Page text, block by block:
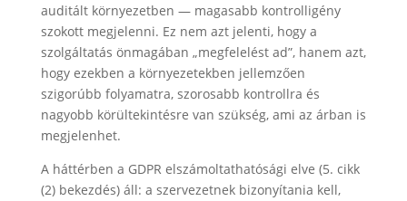
auditált környezetben — magasabb kontrolligény
szokott megjelenni. Ez nem azt jelenti, hogy a
szolgáltatás önmagában „megfelelést ad”, hanem azt,
hogy ezekben a környezetekben jellemzően
szigorúbb folyamatra, szorosabb kontrollra és
nagyobb körültekintésre van szükség, ami az árban is
megjelenhet.
A háttérben a GDPR elszámoltathatósági elve (5. cikk
(2) bekezdés) áll: a szervezetnek bizonyítania kell,